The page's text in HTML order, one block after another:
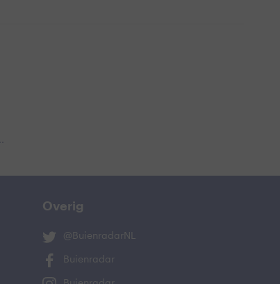
Overig
@BuienradarNL
Buienradar